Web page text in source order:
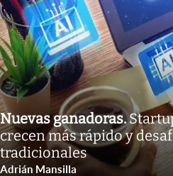
Nuevas ganadoras.
crecen más rápido y
tradicionales
Adrián Mansilla